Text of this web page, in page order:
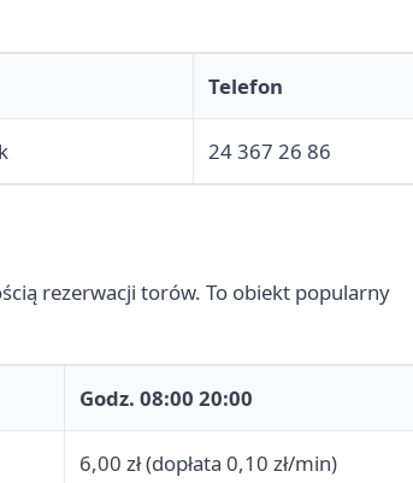
Telefon
24 367 26 86
rezerwacji torów. To obiekt popularny
Godz. 08:00 20:00
6,00 zł (dopłata 0,10 zł/min)